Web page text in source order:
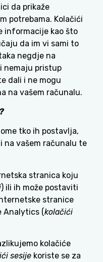
da prikaže
potrebama. Kolačići
informacije kao što
da im vi sami to
negdje na
nemaju pristup
dali i ne mogu
na vašem računalu.
tko ih postavlja,
na vašem računalu te
stranica koju
) ili ih može postaviti
stranice
Analytics (kolačići
kolačiće
sesije koriste se za